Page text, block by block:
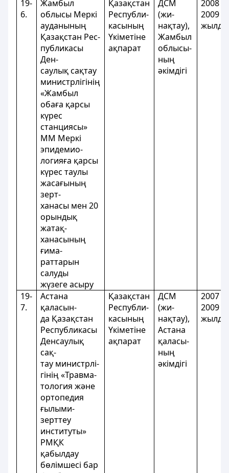
19-
6.
Жамбыл
облысы Меркі
ауданының
Қазақстан Рес-
публикасы
Ден-
саулық сақтау
министрлігінің
«Жамбыл
обаға қарсы
күрес
станциясы»
MM Меркі
эпидемио-
логияға қарсы
күрес таулы
жасағының
зерт-
ханасы мен 20
орындық
жатақ-
ханасының
ғима-
раттарын
салуды
жүзеге асыру
Қазақстан
Республи-
касының
Үкіметіне
ақпарат
ДСМ
(жи-
нақтау),
Жамбыл
облысы-
ның
әкімдігі
2008 -
2009
19-
7.
Астана
қаласын-
да Қазақстан
Республикасы
Денсаулық
сақ-
тау министрлі-
гінің «Травма-
тология және
ортопедия
ғылыми-
зерттеу
институты»
РМҚК
қабылдау
бөлімшесі бар
Қазақстан
Республи-
касының
Үкіметіне
ақпарат
ДСМ
(жи-
нақтау),
Астана
қаласы-
ның
әкімдігі
2007 -
2009